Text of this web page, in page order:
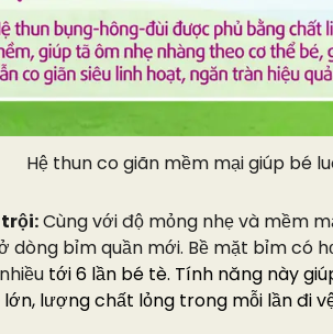
Hệ thun co giãn mềm mại giúp bé
Cùng với độ mỏng nhẹ và mềm
dòng bỉm quần mới. Bề mặt bỉm có
tới 6 lần bé tè. Tính năng này
lượng chất lỏng trong mỗi lần đi